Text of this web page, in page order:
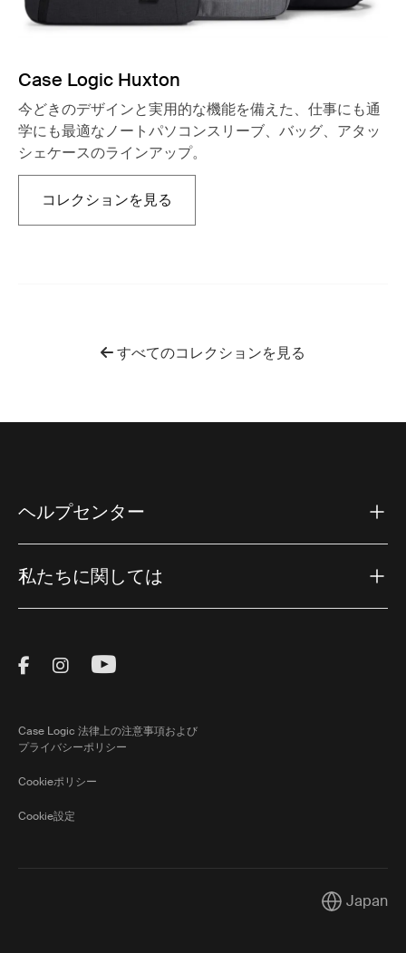
Case Logic Huxton
今どきのデザインと実用的な機能を備えた、仕事にも通
学にも最適なノートパソコンスリーブ、バッグ、アタッ
シェケースのラインアップ。
コレクションを見る新しいタブで開きます
すべてのコレクションを見る
ヘルプセンター
私たちに関しては
Visit Thule on Facebook (external link)
Visit Thule on Instagram (external link)
Visit Thule on Youtube (external
Case Logic 法律上の注意事項および
プライバシーポリシー
Cookieポリシー
Cookie設定
Current
Japan